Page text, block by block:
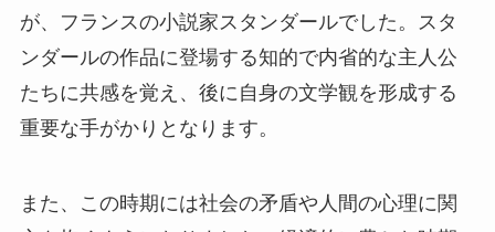
が、フランスの小説家スタンダールでした。スタ
ンダールの作品に登場する知的で内省的な主人公
たちに共感を覚え、後に自身の文学観を形成する
重要な手がかりとなります。
また、この時期には社会の矛盾や人間の心理に関